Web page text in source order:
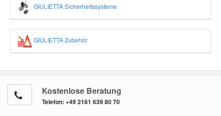
GIULIETTA Sicherheitssysteme
GIULIETTA Zubehör
Kostenlose Beratung
Telefon: +49 2161 639 80 70